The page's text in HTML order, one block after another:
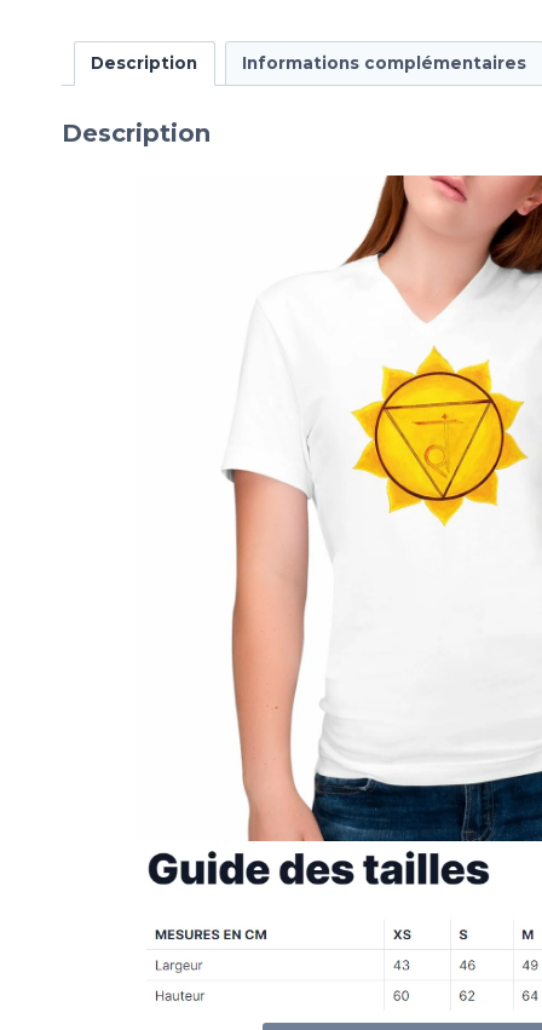
Description Informations complémentaires
Description